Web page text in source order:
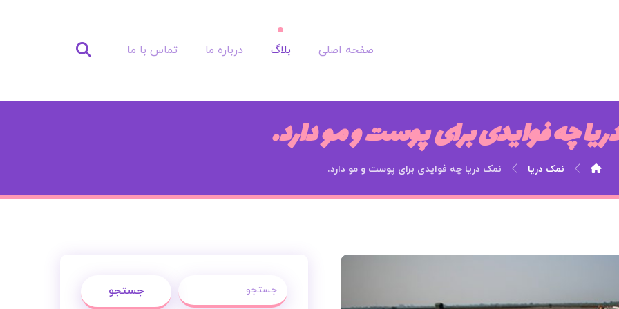
صفحه اصلی بلاگ درباره ما تماس با ما
چه فوایدی برای پوست و مو دارد.
نمک دریا نمک دریا چه فوایدی برای پوست و مو دارد.
جستجو